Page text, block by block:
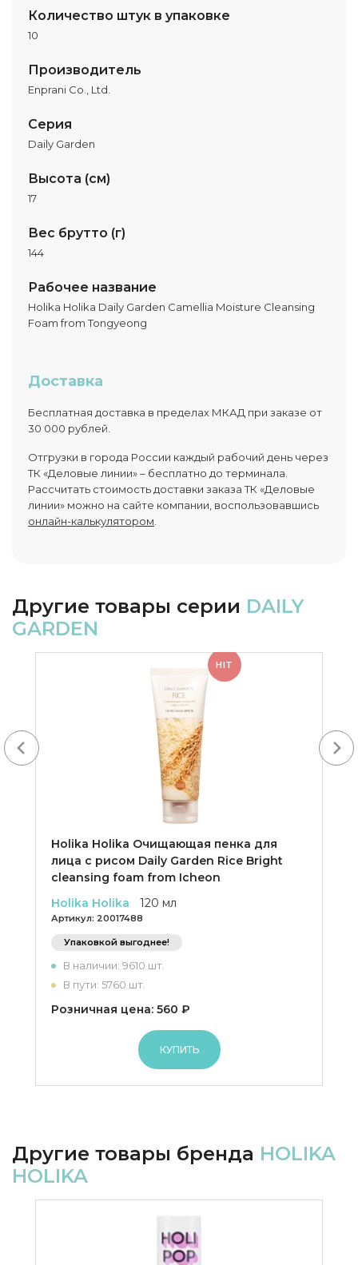
Количество штук в упаковке
10
Производитель
Enprani Co., Ltd.
Серия
Daily Garden
Высота (см)
17
Вес брутто (г)
144
Рабочее название
Holika Holika Daily Garden Camellia Moisture Cleansing
Foam from Tongyeong
Доставка
Бесплатная доставка в пределах МКАД при заказе от
30 000 рублей.
Отгрузки в города России каждый рабочий день через
ТК «Деловые линии» – бесплатно до терминала.
Рассчитать стоимость доставки заказа ТК «Деловые
линии» можно на сайте компании, воспользовавшись
онлайн-калькулятором
Другие товары серии DAILY
GARDEN
Holika Holika Очищающая пенка для
лица с рисом Daily Garden Rice Bright
cleansing foam from Icheon
Holika Holika
120 мл
Артикул: 20017488
Упаковкой выгоднее!
В наличии: 9610 шт.
В пути: 5760 шт.
Розничная цена: 560 ₽
КУПИТЬ
HIT
Другие товары бренда HOLIKA
HOLIKA